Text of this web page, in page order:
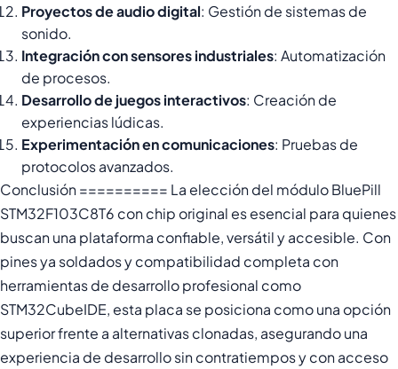
Proyectos de audio digital: Gestión de sistemas de
sonido.
Integración con sensores industriales: Automatización
de procesos.
Desarrollo de juegos interactivos: Creación de
experiencias lúdicas.
Experimentación en comunicaciones: Pruebas de
protocolos avanzados.
Conclusión ========== La elección del módulo BluePill
STM32F103C8T6 con chip original es esencial para quienes
buscan una plataforma confiable, versátil y accesible. Con
pines ya soldados y compatibilidad completa con
herramientas de desarrollo profesional como
STM32CubeIDE, esta placa se posiciona como una opción
superior frente a alternativas clonadas, asegurando una
experiencia de desarrollo sin contratiempos y con acceso